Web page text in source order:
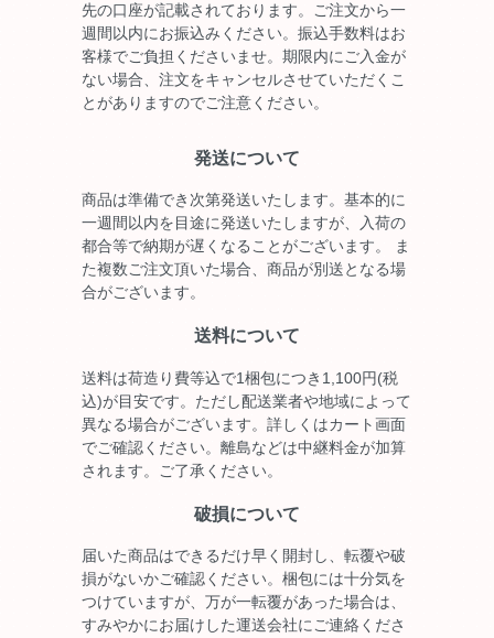
先の口座が記載されております。ご注文から一
週間以内にお振込みください。振込手数料はお
客様でご負担くださいませ。期限内にご入金が
ない場合、注文をキャンセルさせていただくこ
とがありますのでご注意ください。
発送について
商品は準備でき次第発送いたします。基本的に
一週間以内を目途に発送いたしますが、入荷の
都合等で納期が遅くなることがございます。 ま
た複数ご注文頂いた場合、商品が別送となる場
合がございます。
送料について
送料は荷造り費等込で1梱包につき1,100円(税
込)が目安です。ただし配送業者や地域によって
異なる場合がございます。詳しくはカート画面
でご確認ください。離島などは中継料金が加算
されます。ご了承ください。
破損について
届いた商品はできるだけ早く開封し、転覆や破
損がないかご確認ください。梱包には十分気を
つけていますが、万が一転覆があった場合は、
すみやかにお届けした運送会社にご連絡くださ